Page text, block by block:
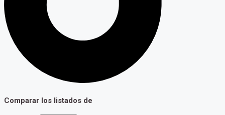
Comparar los listados de